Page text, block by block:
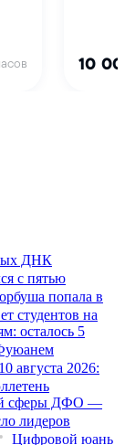
ДНК
с пятью
попала в
студентов на
осталось 5
августа 2026:
сферы ДФО —
лидеров
Цифровой юань